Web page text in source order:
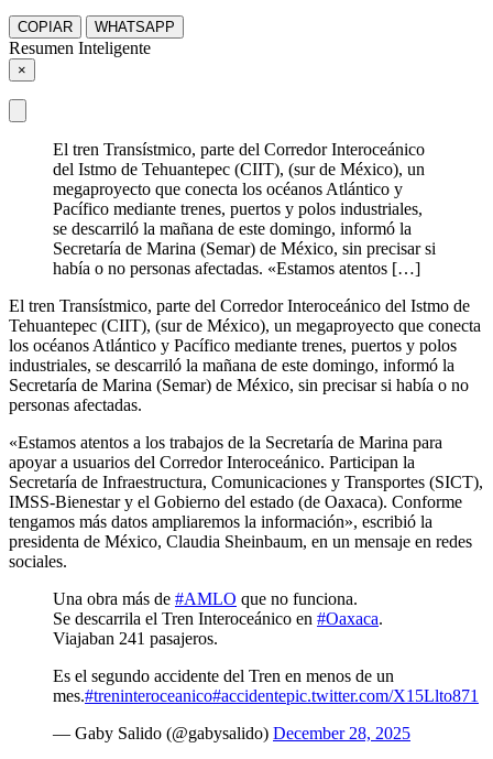
COPIAR WHATSAPP
Resumen Inteligente
×
El tren Transístmico, parte del Corredor Interoceánico
del Istmo de Tehuantepec (CIIT), (sur de México), un
megaproyecto que conecta los océanos Atlántico y
Pacífico mediante trenes, puertos y polos industriales,
se descarriló la mañana de este domingo, informó la
Secretaría de Marina (Semar) de México, sin precisar si
había o no personas afectadas. «Estamos atentos […]
El tren Transístmico, parte del Corredor Interoceánico del Istmo de
Tehuantepec (CIIT), (sur de México), un megaproyecto que conecta
los océanos Atlántico y Pacífico mediante trenes, puertos y polos
industriales, se descarriló la mañana de este domingo, informó la
Secretaría de Marina (Semar) de México, sin precisar si había o no
personas afectadas.
«Estamos atentos a los trabajos de la Secretaría de Marina para
apoyar a usuarios del Corredor Interoceánico. Participan la
Secretaría de Infraestructura, Comunicaciones y Transportes (SICT),
IMSS-Bienestar y el Gobierno del estado (de Oaxaca). Conforme
tengamos más datos ampliaremos la información», escribió la
presidenta de México, Claudia Sheinbaum, en un mensaje en redes
sociales.
Una obra más de #AMLO que no funciona.
Se descarrila el Tren Interoceánico en #Oaxaca.
Viajaban 241 pasajeros.
Es el segundo accidente del Tren en menos de un
mes.#treninteroceanico#accidentepic.twitter.com/X15Llto871
— Gaby Salido (@gabysalido) December 28, 2025